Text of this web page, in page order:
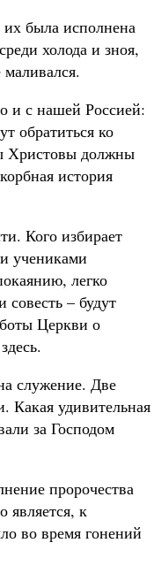
была исполнена
холода и зноя,
и с нашей Россией:
обратиться ко
Христовы должны
история
Кого избирает
учениками
легко
– будут
Церкви о
служение. Две
Какая удивительная
за Господом
пророчества
является, к
во время гонений